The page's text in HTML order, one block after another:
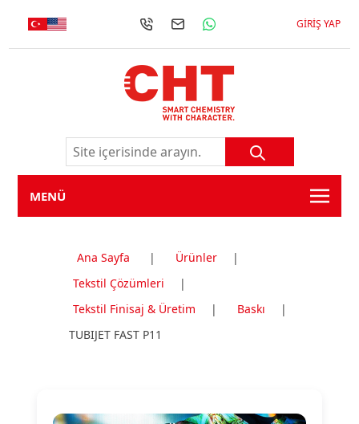
GIRIŞ YAP
MENÜ
Ana Sayfa | Ürünler
|
Tekstil Çözümleri
|
Tekstil Finisaj & Üretim
| Baskı
|
TUBIJET FAST P11